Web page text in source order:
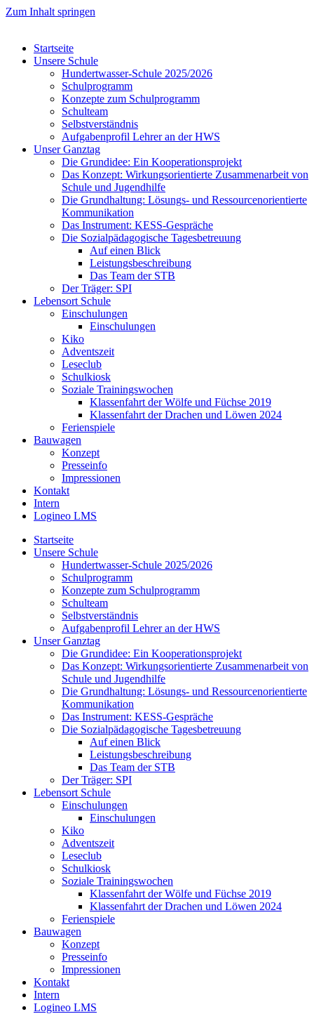
Zum Inhalt springen
Startseite
Unsere Schule
Hundertwasser-Schule 2025/2026
Schulprogramm
Konzepte zum Schulprogramm
Schulteam
Selbst­ver­ständ­nis
Aufgabenprofil Lehrer an der HWS
Unser Ganztag
Die Grundidee: Ein Kooperationsprojekt
Das Konzept: Wirkungsorientierte Zusammenarbeit von
Schule und Jugendhilfe
Die Grundhaltung: Lösungs- und Ressourcenorientierte
Kommunikation
Das Instrument: KESS-Gespräche
Die Sozialpädagogische Tagesbetreuung
Auf einen Blick
Leistungsbeschreibung
Das Team der STB
Der Träger: SPI
Lebensort Schule
Einschulungen
Einschulungen
Kiko
Adventszeit
Leseclub
Schulkiosk
Soziale Trainingswochen
Klassenfahrt der Wölfe und Füchse 2019
Klassenfahrt der Drachen und Löwen 2024
Ferienspiele
Bauwagen
Konzept
Presseinfo
Impressionen
Kontakt
Intern
Logineo LMS
Startseite
Unsere Schule
Hundertwasser-Schule 2025/2026
Schulprogramm
Konzepte zum Schulprogramm
Schulteam
Selbst­ver­ständ­nis
Aufgabenprofil Lehrer an der HWS
Unser Ganztag
Die Grundidee: Ein Kooperationsprojekt
Das Konzept: Wirkungsorientierte Zusammenarbeit von
Schule und Jugendhilfe
Die Grundhaltung: Lösungs- und Ressourcenorientierte
Kommunikation
Das Instrument: KESS-Gespräche
Die Sozialpädagogische Tagesbetreuung
Auf einen Blick
Leistungsbeschreibung
Das Team der STB
Der Träger: SPI
Lebensort Schule
Einschulungen
Einschulungen
Kiko
Adventszeit
Leseclub
Schulkiosk
Soziale Trainingswochen
Klassenfahrt der Wölfe und Füchse 2019
Klassenfahrt der Drachen und Löwen 2024
Ferienspiele
Bauwagen
Konzept
Presseinfo
Impressionen
Kontakt
Intern
Logineo LMS